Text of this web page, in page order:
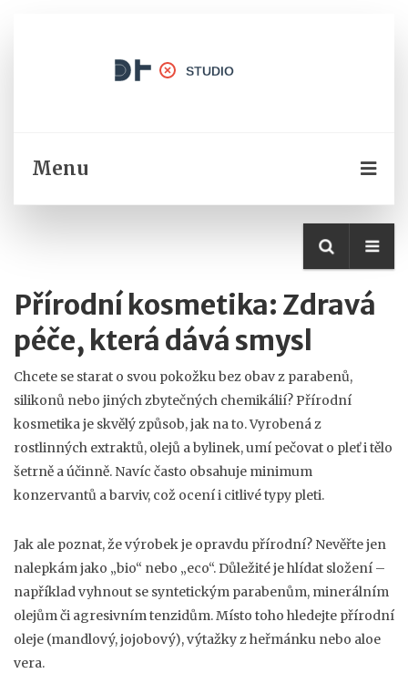
Menu
Přírodní kosmetika: Zdravá
péče, která dává smysl
Chcete se starat o svou pokožku bez obav z parabenů,
silikonů nebo jiných zbytečných chemikálií? Přírodní
kosmetika je skvělý způsob, jak na to. Vyrobená z
rostlinných extraktů, olejů a bylinek, umí pečovat o pleť i tělo
šetrně a účinně. Navíc často obsahuje minimum
konzervantů a barviv, což ocení i citlivé typy pleti.
Jak ale poznat, že výrobek je opravdu přírodní? Nevěřte jen
nalepkám jako „bio“ nebo „eco“. Důležité je hlídat složení –
například vyhnout se syntetickým parabenům, minerálním
olejům či agresivním tenzidům. Místo toho hledejte přírodní
oleje (mandlový, jojobový), výtažky z heřmánku nebo aloe
vera.